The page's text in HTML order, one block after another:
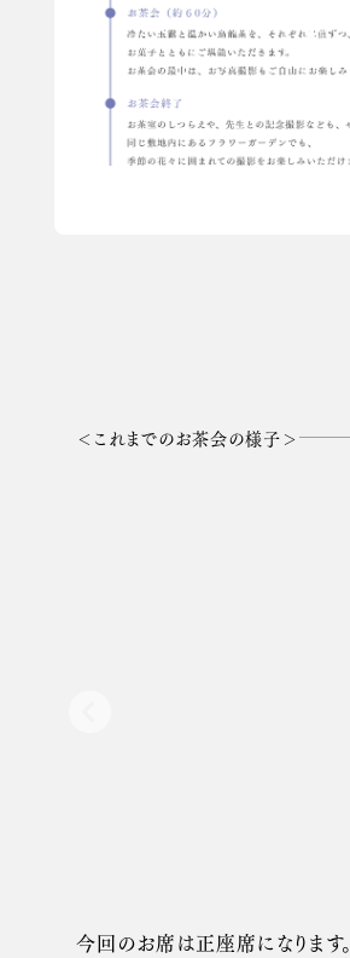
＜これまでのお茶会の様子＞
今回のお席は正座席になります。